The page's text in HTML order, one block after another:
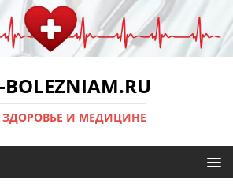
BOLEZNIAM.RU
ЗДОРОВЬЕ И МЕДИЦИНЕ